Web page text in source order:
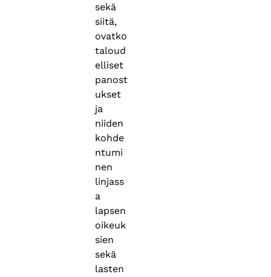
sekä
siitä,
ovatko
taloud
elliset
panost
ukset
ja
niiden
kohde
ntumi
nen
linjass
a
lapsen
oikeuk
sien
sekä
lasten